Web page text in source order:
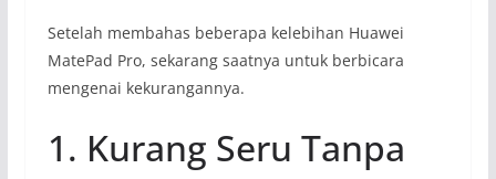
Setelah membahas beberapa kelebihan Huawei
MatePad Pro, sekarang saatnya untuk berbicara
mengenai kekurangannya.
1. Kurang Seru Tanpa